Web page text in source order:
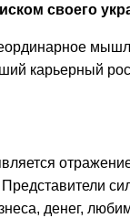
своего
карьерный
денег,